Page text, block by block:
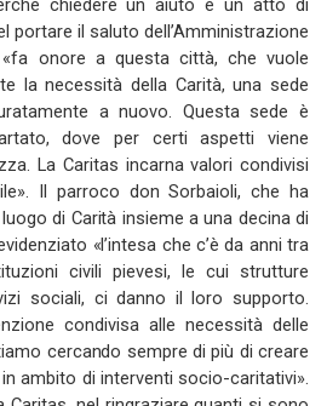
chiedere un aiuto è un atto di
portare il saluto dell’Amministrazione
onore a questa città, che vuole
la necessità della Carità, una sede
a nuovo. Questa sede è
dove per certi aspetti viene
La Caritas incarna valori condivisi
Il parroco don Sorbaioli, che ha
di Carità insieme a una decina di
«l’intesa che c’è da anni tra
civili pievesi, le cui strutture
sociali, ci danno il loro supporto.
condivisa alle necessità delle
cercando sempre di più di creare
ambito di interventi socio-caritativi».